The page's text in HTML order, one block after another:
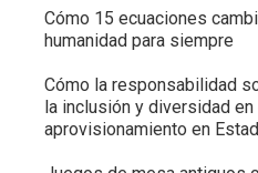
Cómo 15 ecuaciones
humanidad para siempre
Cómo la responsabilidad
la inclusión y diversidad
aprovisionamiento en